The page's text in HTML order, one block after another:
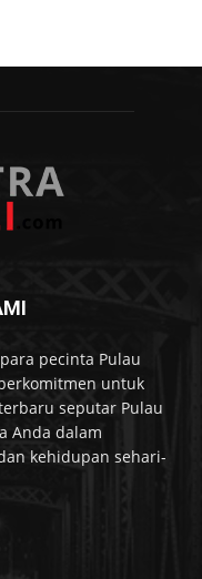
pecinta Pulau
untuk
seputar Pulau
Anda dalam
kehidupan sehari-